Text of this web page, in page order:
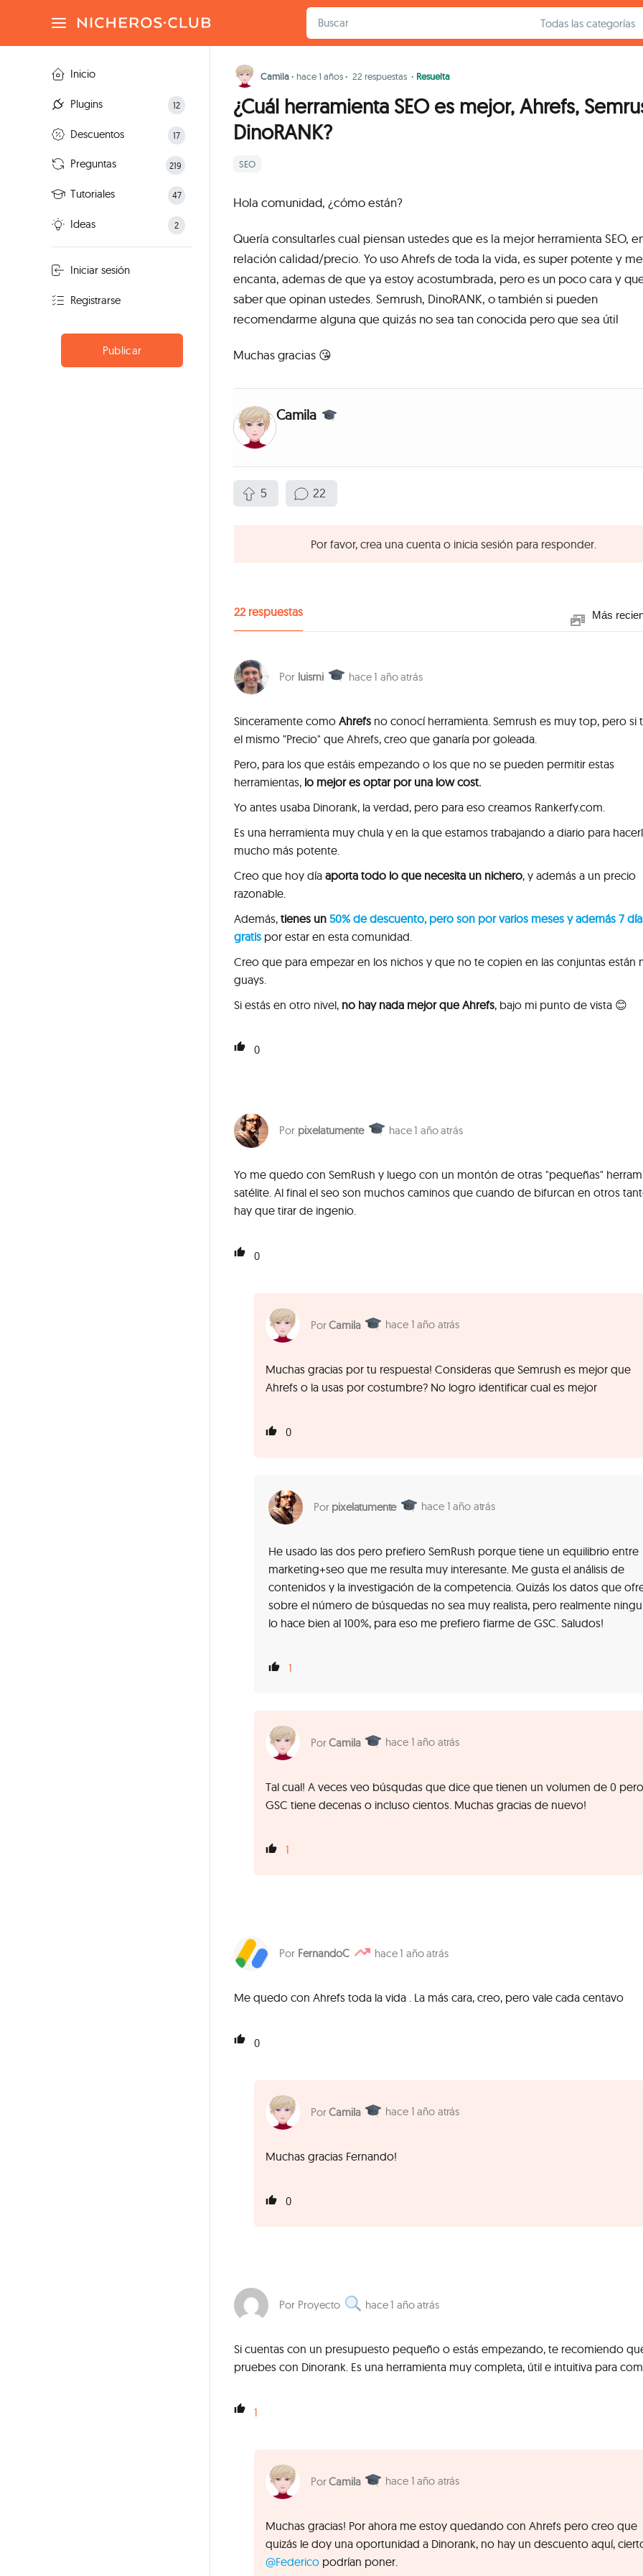
Inicio
Plugins 12
Descuentos 17
Preguntas 219
Tutoriales 47
Ideas 2
Iniciar sesión
Registrarse
Publicar
Camila · hace 1 años · 22 respuestas · Resuelta
¿Cuál herramienta SEO es mejor, Ahrefs,
DinoRANK?
SEO
Hola comunidad, ¿cómo están?
Quería consultarles cual piensan ustedes que es la mejor herramienta SEO,
relación calidad/precio. Yo uso Ahrefs de toda la vida, es super potente y me
encanta, ademas de que ya estoy acostumbrada, pero es un poco cara y
saber que opinan ustedes. Semrush, DinoRANK, o también si pueden
recomendarme alguna que quizás no sea tan conocida pero que sea útil
Muchas gracias 😘
Camila
5 22
Por favor, crea una cuenta o inicia sesión para responder.
22respuestas Más
luismi 1 año atrás
Sinceramente como Ahrefs no conocí herramienta. Semrush es muy top, pero si
el mismo "Precio" que Ahrefs, creo que ganaría por goleada.
Pero, para los que estáis empezando o los que no se pueden permitir estas
herramientas, lo mejor es optar por una low cost.
Yo antes usaba Dinorank, la verdad, pero para eso creamos Rankerfy.com.
Es una herramienta muy chula y en la que estamos trabajando a diario para
mucho más potente.
Creo que hoy día aporta todo lo que necesita un nichero, y además a un precio
razonable.
Además, tienes un 50% de descuento, pero son por varios meses y además 7
gratis por estar en esta comunidad.
Creo que para empezar en los nichos y que no te copien en las conjuntas están
guays.
Si estás en otro nivel, no hay nada mejor que Ahrefs, bajo mi punto de vista 😊
0
pixelatumente 1 año atrás
Yo me quedo con SemRush y luego con un montón de otras "pequeñas"
satélite. Al final el seo son muchos caminos que cuando de bifurcan en otros
hay que tirar de ingenio.
0
Camila 1 año atrás
Muchas gracias por tu respuesta! Consideras que Semrush es mejor que
Ahrefs o la usas por costumbre? No logro identificar cual es mejor
0
pixelatumente 1 año atrás
He usado las dos pero prefiero SemRush porque tiene un equilibrio entre
marketing+seo que me resulta muy interesante. Me gusta el análisis de
contenidos y la investigación de la competencia. Quizás los datos que
sobre el número de búsquedas no sea muy realista, pero realmente
lo hace bien al 100%, para eso me prefiero fiarme de GSC. Saludos!
1
Camila 1 año atrás
Tal cual! A veces veo búsqudas que dice que tienen un volumen de 0
GSC tiene decenas o incluso cientos. Muchas gracias de nuevo!
1
FernandoC 1 año atrás
Me quedo con Ahrefs toda la vida . La más cara, creo, pero vale cada centavo
0
Camila 1 año atrás
Muchas gracias Fernando!
0
Proyecto 1 año atrás
Si cuentas con un presupuesto pequeño o estás empezando, te recomiendo
pruebes con Dinorank. Es una herramienta muy completa, útil e intuitiva para
1
Camila 1 año atrás
Muchas gracias! Por ahora me estoy quedando con Ahrefs pero creo que
quizás le doy una oportunidad a Dinorank, no hay un descuento aquí,
@Federico podrían poner.